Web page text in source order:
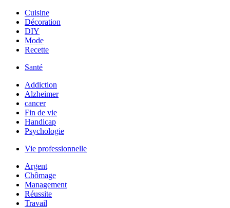
Cuisine
Décoration
DIY
Mode
Recette
Santé
Addiction
Alzheimer
cancer
Fin de vie
Handicap
Psychologie
Vie professionnelle
Argent
Chômage
Management
Réussite
Travail